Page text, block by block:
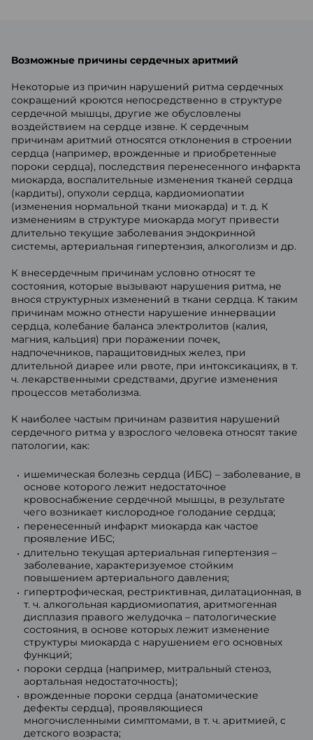
Возможные причины сердечных аритмий
Некоторые из причин нарушений ритма сердечных
сокращений кроются непосредственно в структуре
сердечной мышцы, другие же обусловлены
воздействием на сердце извне. К сердечным
причинам аритмий относятся отклонения в строении
сердца (например, врожденные и приобретенные
пороки сердца), последствия перенесенного инфаркта
миокарда, воспалительные изменения тканей сердца
(кардиты), опухоли сердца, кардиомиопатии
(изменения нормальной ткани миокарда) и т. д. К
изменениям в структуре миокарда могут привести
длительно текущие заболевания эндокринной
системы, артериальная гипертензия, алкоголизм и др.
К внесердечным причинам условно относят те
состояния, которые вызывают нарушения ритма, не
внося структурных изменений в ткани сердца. К таким
причинам можно отнести нарушение иннервации
сердца, колебание баланса электролитов (калия,
магния, кальция) при поражении почек,
надпочечников, паращитовидных желез, при
длительной диарее или рвоте, при интоксикациях, в т.
ч. лекарственными средствами, другие изменения
процессов метаболизма.
К наиболее частым причинам развития нарушений
сердечного ритма у взрослого человека относят такие
патологии, как:
ишемическая болезнь сердца (ИБС) – заболевание, в
основе которого лежит недостаточное
кровоснабжение сердечной мышцы, в результате
чего возникает кислородное голодание сердца;
перенесенный инфаркт миокарда как частое
проявление ИБС;
длительно текущая артериальная гипертензия –
заболевание, характеризуемое стойким
повышением артериального давления;
гипертрофическая, рестриктивная, дилатационная, в
т. ч. алкогольная кардиомиопатия, аритмогенная
дисплазия правого желудочка – патологические
состояния, в основе которых лежит изменение
структуры миокарда с нарушением его основных
функций;
пороки сердца (например, митральный стеноз,
аортальная недостаточность);
врожденные пороки сердца (анатомические
дефекты сердца), проявляющиеся
многочисленными симптомами, в т. ч. аритмией, с
детского возраста;